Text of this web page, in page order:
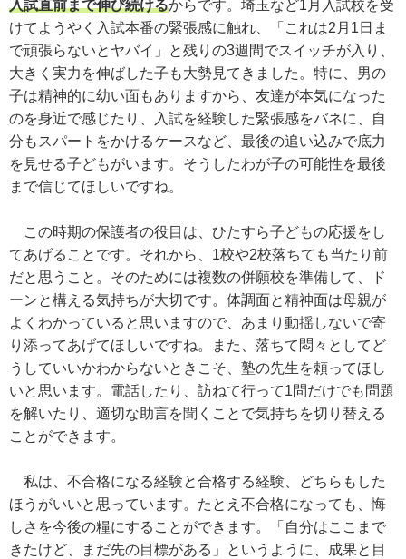
入試直前まで伸び続けるからです。埼玉など1月入試校を受
けてようやく入試本番の緊張感に触れ、「これは2月1日ま
で頑張らないとヤバイ」と残りの3週間でスイッチが入り、
大きく実力を伸ばした子も大勢見てきました。特に、男の
子は精神的に幼い面もありますから、友達が本気になった
のを身近で感じたり、入試を経験した緊張感をバネに、自
分もスパートをかけるケースなど、最後の追い込みで底力
を見せる子どもがいます。そうしたわが子の可能性を最後
まで信じてほしいですね。
この時期の保護者の役目は、ひたすら子どもの応援をし
てあげることです。それから、1校や2校落ちても当たり前
だと思うこと。そのためには複数の併願校を準備して、ド
ーンと構える気持ちが大切です。体調面と精神面は母親が
よくわかっていると思いますので、あまり動揺しないで寄
り添ってあげてほしいですね。また、落ちて悶々としてど
うしていいかわからないときこそ、塾の先生を頼ってほし
いと思います。電話したり、訪ねて行って1問だけでも問題
を解いたり、適切な助言を聞くことで気持ちを切り替える
ことができます。
私は、不合格になる経験と合格する経験、どちらもした
ほうがいいと思っています。たとえ不合格になっても、悔
しさを今後の糧にすることができます。「自分はここまで
きたけど、まだ先の目標がある」というように、成果と目